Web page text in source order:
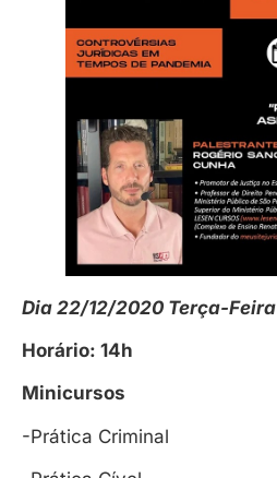
Dia 22/12/2020 Terça-Feira
Horário: 14h
Minicursos
-Prática Criminal